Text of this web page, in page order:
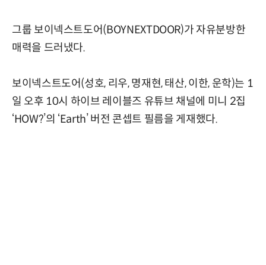
그룹 보이넥스트도어(BOYNEXTDOOR)가 자유분방한
매력을 드러냈다.
보이넥스트도어(성호, 리우, 명재현, 태산, 이한, 운학)는 1
일 오후 10시 하이브 레이블즈 유튜브 채널에 미니 2집
‘HOW?’의 ‘Earth’ 버전 콘셉트 필름을 게재했다.